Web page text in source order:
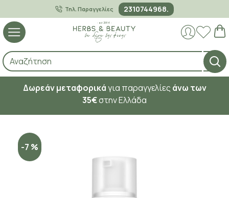
Τηλ. Παραγγελίες 2310744968.
Δωρεάν μεταφορικάγια παραγγελίες άνω των
35€στην Ελλάδα
-7 %